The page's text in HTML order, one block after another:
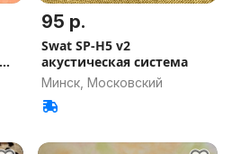
95 р.
Swat SP-H5 v2
акустическая система
Минск, Московский